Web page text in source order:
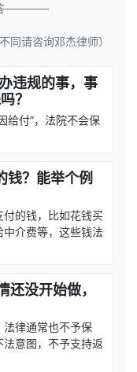
答————
同请咨询邓杰律师）
违规的事，事
？
给付”，法院不会保
钱？能举个例
的钱，比如花钱买
介费等，这些钱法
没开始做，
律通常也不予保
意图，不予支持返